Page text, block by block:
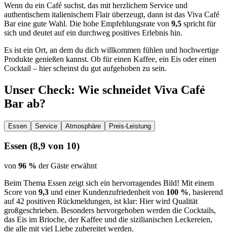
Wenn du ein Café suchst, das mit herzlichem Service und
authentischem italienischem Flair überzeugt, dann ist das Viva Café
Bar eine gute Wahl. Die hohe Empfehlungsrate von 9,5 spricht für
sich und deutet auf ein durchweg positives Erlebnis hin.
Es ist ein Ort, an dem du dich willkommen fühlen und hochwertige
Produkte genießen kannst. Ob für einen Kaffee, ein Eis oder einen
Cocktail – hier scheinst du gut aufgehoben zu sein.
Unser Check: Wie schneidet Viva Café
Bar ab?
Essen Service Atmosphäre Preis-Leistung
Essen (8,9 von 10)
von 96 % der Gäste erwähnt
Beim Thema Essen zeigt sich ein hervorragendes Bild! Mit einem
Score von 9,3 und einer Kundenzufriedenheit von 100 %, basierend
auf 42 positiven Rückmeldungen, ist klar: Hier wird Qualität
großgeschrieben. Besonders hervorgehoben werden die Cocktails,
das Eis im Brioche, der Kaffee und die sizilianischen Leckereien,
die alle mit viel Liebe zubereitet werden.